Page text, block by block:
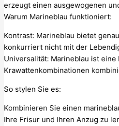
erzeugt einen ausgewogenen
Warum Marineblau funktioniert:
Kontrast: Marineblau bietet
konkurriert nicht mit der
Universalität: Marineblau ist
Krawattenkombinationen
So stylen Sie es:
Kombinieren Sie einen
Ihre Frisur und Ihren Anzug zu